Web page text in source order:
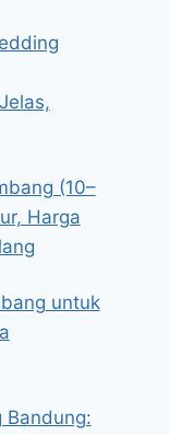
(10–
Harga
untuk
Bandung: